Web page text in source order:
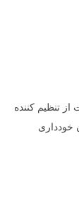
تنظیم کننده
خودداری